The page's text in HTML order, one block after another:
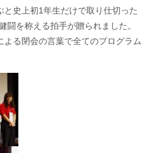
と史上初1年生だけで取り仕切った
闘を称える拍手が贈られました。
る閉会の言葉で全てのプログラム